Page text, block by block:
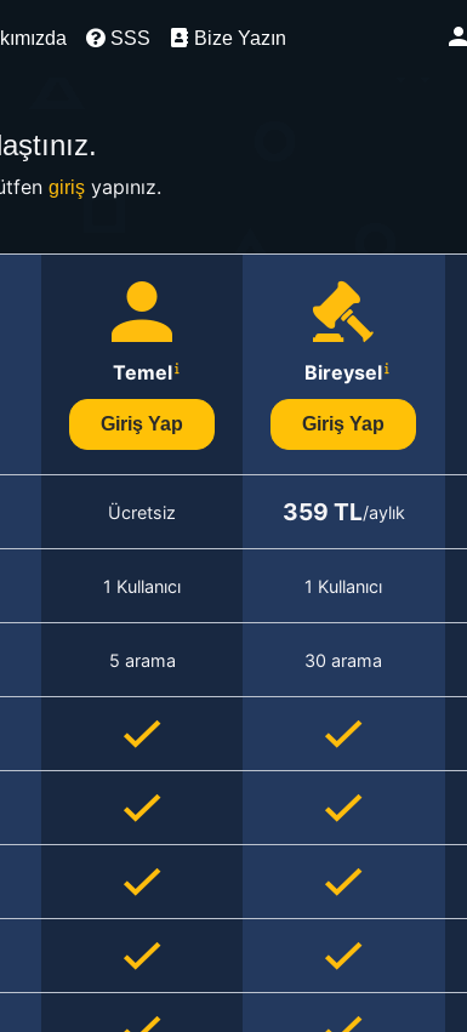
SSS Bize Yazın
girişyapınız.
Temel
Giriş Yap
Bireysel
Giriş Yap
Ücretsiz 359 TL/aylık
1 Kullanıcı 1 Kullanıcı
5 arama 30 arama